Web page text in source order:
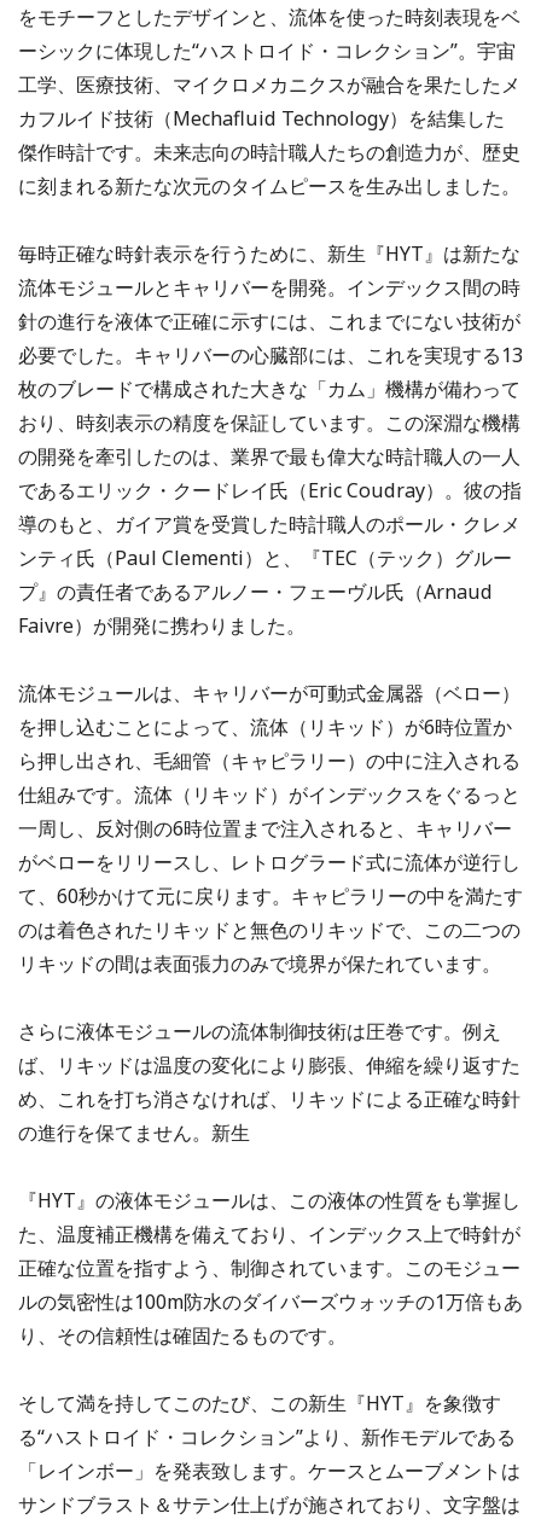
をモチーフとしたデザインと、流体を使った時刻表現をベ
ーシックに体現した“ハストロイド・コレクション”。宇宙
工学、医療技術、マイクロメカニクスが融合を果たしたメ
カフルイド技術（Mechafluid Technology）を結集した
傑作時計です。未来志向の時計職人たちの創造力が、歴史
に刻まれる新たな次元のタイムピースを生み出しました。
毎時正確な時針表示を行うために、新生『HYT』は新たな
流体モジュールとキャリバーを開発。インデックス間の時
針の進行を液体で正確に示すには、これまでにない技術が
必要でした。キャリバーの心臓部には、これを実現する13
枚のブレードで構成された大きな「カム」機構が備わって
おり、時刻表示の精度を保証しています。この深淵な機構
の開発を牽引したのは、業界で最も偉大な時計職人の一人
であるエリック・クードレイ氏（Eric Coudray）。彼の指
導のもと、ガイア賞を受賞した時計職人のポール・クレメ
ンティ氏（Paul Clementi）と、『TEC（テック）グルー
プ』の責任者であるアルノー・フェーヴル氏（Arnaud
Faivre）が開発に携わりました。
流体モジュールは、キャリバーが可動式金属器（ベロー）
を押し込むことによって、流体（リキッド）が6時位置か
ら押し出され、毛細管（キャピラリー）の中に注入される
仕組みです。流体（リキッド）がインデックスをぐるっと
一周し、反対側の6時位置まで注入されると、キャリバー
がベローをリリースし、レトログラード式に流体が逆行し
て、60秒かけて元に戻ります。キャピラリーの中を満たす
のは着色されたリキッドと無色のリキッドで、この二つの
リキッドの間は表面張力のみで境界が保たれています。
さらに液体モジュールの流体制御技術は圧巻です。例え
ば、リキッドは温度の変化により膨張、伸縮を繰り返すた
め、これを打ち消さなければ、リキッドによる正確な時針
の進行を保てません。新生
『HYT』の液体モジュールは、この液体の性質をも掌握し
た、温度補正機構を備えており、インデックス上で時針が
正確な位置を指すよう、制御されています。このモジュー
ルの気密性は100m防水のダイバーズウォッチの1万倍もあ
り、その信頼性は確固たるものです。
そして満を持してこのたび、この新生『HYT』を象徴す
る“ハストロイド・コレクション”より、新作モデルである
「レインボー」を発表致します。ケースとムーブメントは
サンドブラスト＆サテン仕上げが施されており、文字盤は